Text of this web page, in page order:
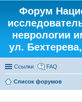
Форум
неврологии
ул.
Ссылки FAQ
Список форумов